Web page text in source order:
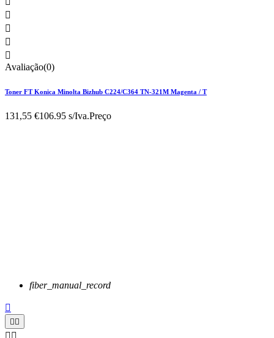




Avaliação(0)
Toner FT Konica Minolta Bizhub C224/C364 TN-321M Magenta / T
131,55 €106.95 s/Iva.Preço
fiber_manual_record

 
 